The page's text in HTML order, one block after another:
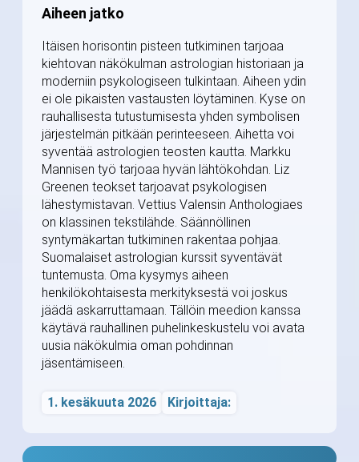
Aiheen jatko
Itäisen horisontin pisteen tutkiminen tarjoaa
kiehtovan näkökulman astrologian historiaan ja
moderniin psykologiseen tulkintaan. Aiheen ydin
ei ole pikaisten vastausten löytäminen. Kyse on
rauhallisesta tutustumisesta yhden symbolisen
järjestelmän pitkään perinteeseen. Aihetta voi
syventää astrologien teosten kautta. Markku
Mannisen työ tarjoaa hyvän lähtökohdan. Liz
Greenen teokset tarjoavat psykologisen
lähestymistavan. Vettius Valensin Anthologiaes
on klassinen tekstilähde. Säännöllinen
syntymäkartan tutkiminen rakentaa pohjaa.
Suomalaiset astrologian kurssit syventävät
tuntemusta. Oma kysymys aiheen
henkilökohtaisesta merkityksestä voi joskus
jäädä askarruttamaan. Tällöin meedion kanssa
käytävä rauhallinen puhelinkeskustelu voi avata
uusia näkökulmia oman pohdinnan
jäsentämiseen.
1. kesäkuuta 2026 Kirjoittaja: